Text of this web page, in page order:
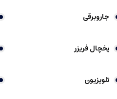
جاروبرقی
یخچال فریزر
تلویزیون